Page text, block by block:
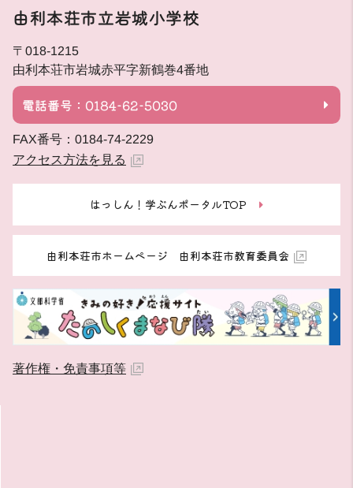
由利本荘市立岩城小学校
〒018-1215
由利本荘市岩城赤平字新鶴巻4番地
電話番号：0184-62-5030
FAX番号：0184-74-2229
アクセス方法を見る
はっしん！学ぶんポータルTOP
由利本荘市ホームページ 由利本荘市教育委員会
著作権・免責事項等